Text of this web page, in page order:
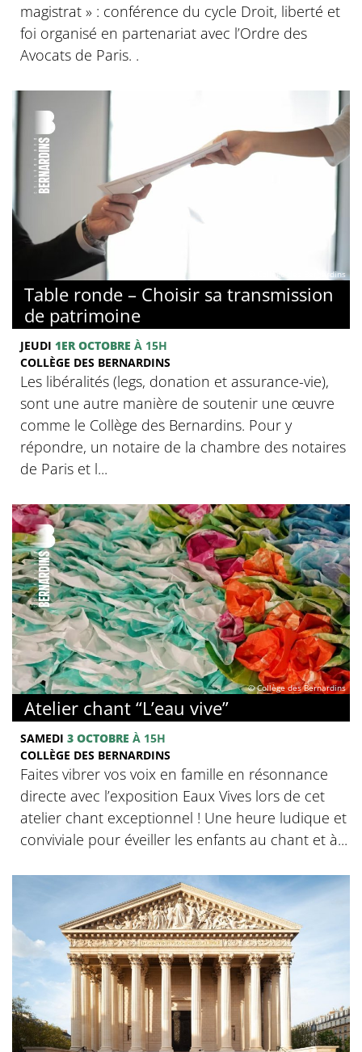
magistrat » : conférence du cycle Droit, liberté et
foi organisé en partenariat avec l’Ordre des
Avocats de Paris. .
© Collège des Bernardins
Table ronde – Choisir sa transmission
de patrimoine
JEUDI 1ER OCTOBRE À 15H
COLLÈGE DES BERNARDINS
Les libéralités (legs, donation et assurance-vie),
sont une autre manière de soutenir une œuvre
comme le Collège des Bernardins. Pour y
répondre, un notaire de la chambre des notaires
de Paris et l...
© Collège des Bernardins
Atelier chant “L’eau vive”
SAMEDI 3 OCTOBRE À 15H
COLLÈGE DES BERNARDINS
Faites vibrer vos voix en famille en résonnance
directe avec l’exposition Eaux Vives lors de cet
atelier chant exceptionnel ! Une heure ludique et
conviviale pour éveiller les enfants au chant et à...